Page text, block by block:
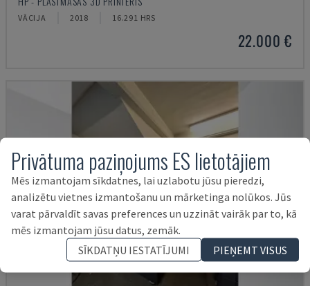
VĀCIJA 2018 16.291 HRS
22.000 €
Privātuma paziņojums ES lietotājiem
Mēs izmantojam sīkdatnes, lai uzlabotu jūsu pieredzi,
analizētu vietnes izmantošanu un mārketinga nolūkos. Jūs
varat pārvaldīt savas preferences un uzzināt vairāk par to, kā
mēs izmantojam jūsu datus, zemāk.
SĪKDATŅU IESTATĪJUMI
PIEŅEMT VISUS